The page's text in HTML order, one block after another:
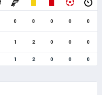
0 0 0 0 0
1 2 0 0 0
1 2 0 0 0